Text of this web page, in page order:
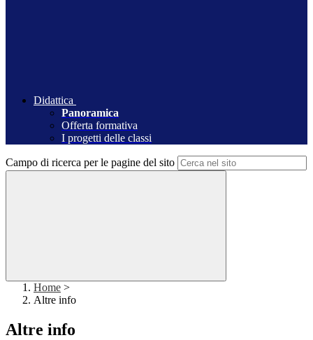
Didattica
Panoramica
Offerta formativa
I progetti delle classi
Campo di ricerca per le pagine del sito
Home >
Altre info
Altre info